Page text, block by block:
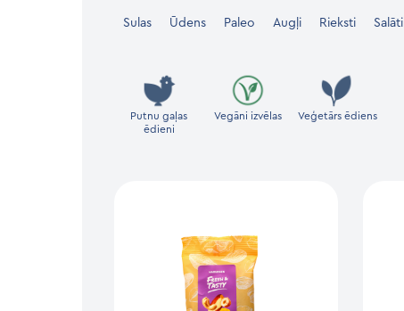
Sulas Ūdens Paleo Augļi Rieksti Salāti
Putnu gaļas
ēdieni
Vegāni izvēlas Veģetārs ēdiens